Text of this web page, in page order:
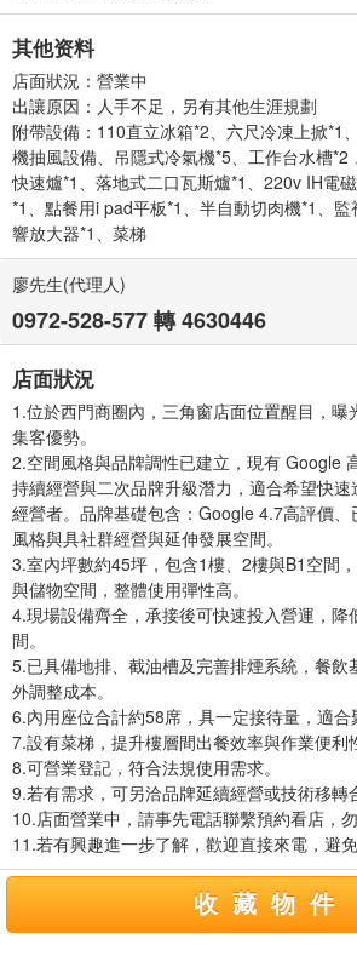
其他资料
店面狀況 ： 營業中
出讓原因 ： 人手不足，另有其他生涯規劃
附帶設備 ： 110直立冰箱*2、六尺冷凍上掀*1
機抽風設備、吊隱式冷氣機*5、工作台水槽*2
快速爐*1、落地式二口瓦斯爐*1、220v IH電
*1、點餐用i pad平板*1、半自動切肉機*1、
響放大器*1、菜梯
廖先生(代理人)
0972-528-577 轉 4630446
店面狀況
1.位於西門商圈內，三角窗店面位置醒目，曝
集客優勢。
2.空間風格與品牌調性已建立，現有 Google
持續經營與二次品牌升級潛力，適合希望快
經營者。品牌基礎包含：Google 4.7高評價
風格與具社群經營與延伸發展空間。
3.室內坪數約45坪，包含1樓、2樓與B1空間
與儲物空間，整體使用彈性高。
4.現場設備齊全，承接後可快速投入營運，降
間。
5.已具備地排、截油槽及完善排煙系統，餐飲
外調整成本。
6.內用座位合計約58席，具一定接待量，適合
7.設有菜梯，提升樓層間出餐效率與作業便利
8.可營業登記，符合法規使用需求。
9.若有需求，可另洽品牌延續經營或技術移轉
10.店面營業中，請事先電話聯繫預約看店，勿
11.若有興趣進一步了解，歡迎直接來電，避
收藏物件